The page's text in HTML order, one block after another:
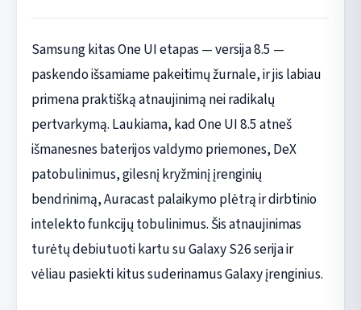
Samsung kitas One UI etapas — versija 8.5 —
paskendo išsamiame pakeitimų žurnale, ir jis labiau
primena praktišką atnaujinimą nei radikalų
pertvarkymą. Laukiama, kad One UI 8.5 atneš
išmanesnes baterijos valdymo priemones, DeX
patobulinimus, gilesnį kryžminį įrenginių
bendrinimą, Auracast palaikymo plėtrą ir dirbtinio
intelekto funkcijų tobulinimus. Šis atnaujinimas
turėtų debiutuoti kartu su Galaxy S26 serija ir
vėliau pasiekti kitus suderinamus Galaxy įrenginius.